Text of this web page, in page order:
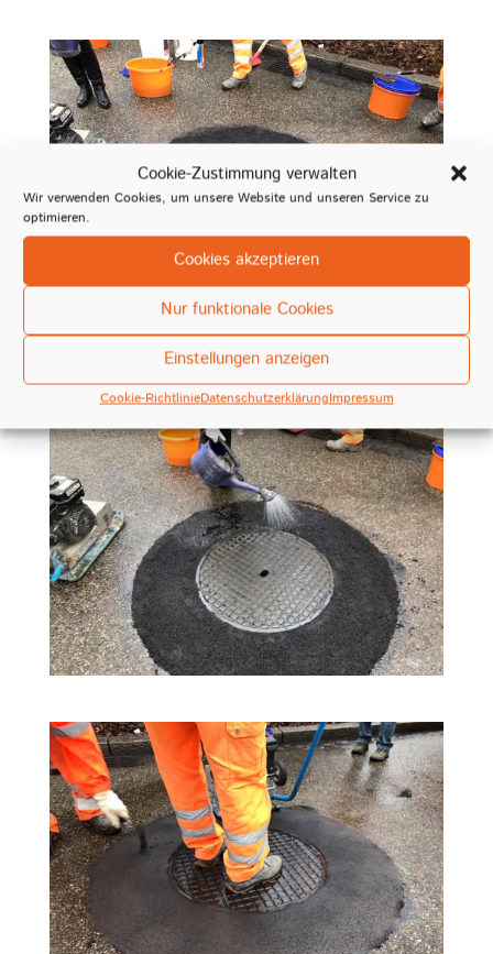
Cookie-Zustimmung verwalten
Wir verwenden Cookies, um unsere Website und unseren Service zu
optimieren.
Cookies akzeptieren
Nur funktionale Cookies
Einstellungen anzeigen
Cookie-RichtlinieDatenschutzerklärungImpressum